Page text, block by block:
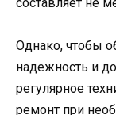
Однако, чтобы
надежность и
регулярное
ремонт при